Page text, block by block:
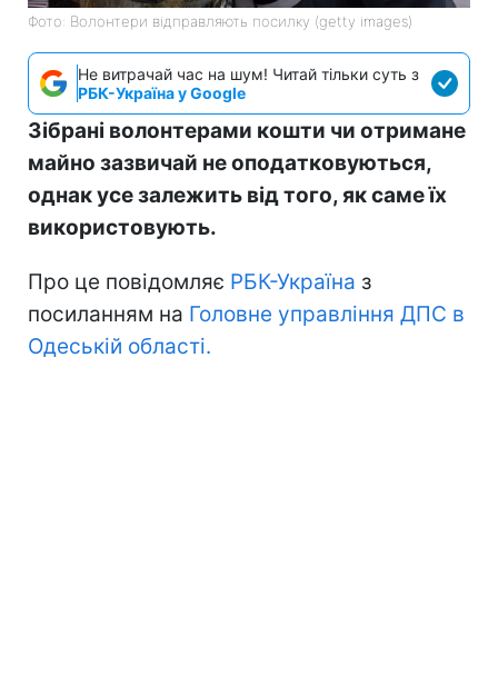
Фото: Волонтери відправляють посилку (getty images)
Не витрачай час на шум! Читай тільки суть з
РБК-Україна у Google
Зібрані волонтерами кошти чи отримане
майно зазвичай не оподатковуються,
однак усе залежить від того, як саме їх
використовують.
Про це повідомляє РБК-Україна з
посиланням на Головне управління ДПС в
Одеській області.